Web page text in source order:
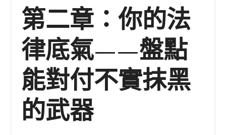
第二章：你的法
律底氣——盤點
能對付不實抹黑
的武器